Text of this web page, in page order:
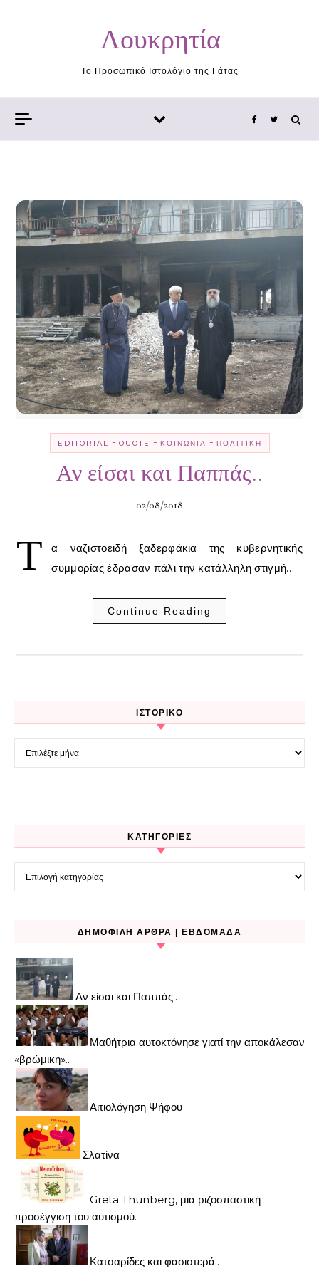
Λουκρητία
Το Προσωπικό Ιστολόγιο της Γάτας
EDITORIAL - QUOTE - ΚΟΙΝΩΝΊΑ - ΠΟΛΙΤΙΚΉ
Αν είσαι και Παππάς..
02/08/2018
Τ
α ναζιστοειδή ξαδερφάκια της κυβερνητικής
συμμορίας έδρασαν πάλι την κατάλληλη στιγμή..
Continue Reading
ΙΣΤΟΡΙΚΌ
Ιστορικό
KΑΤΗΓΟΡΊΕΣ
Kατηγορίες
ΔΗΜΟΦΙΛΉ ΆΡΘΡΑ | ΕΒΔΟΜΆΔΑ
Αν είσαι και Παππάς..
Μαθήτρια αυτοκτόνησε γιατί την αποκάλεσαν
«βρώμικη»..
Αιτιολόγηση Ψήφου
Σλατίνα
Greta Thunberg, μια ριζοσπαστική
προσέγγιση του αυτισμού.
Κατσαρίδες και φασιστερά..